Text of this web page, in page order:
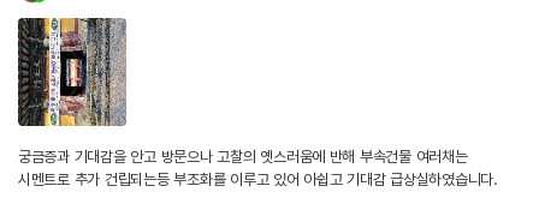
궁금증과 기대감을 안고 방문으나 고찰의 옛스러움에 반해 부속건물 여러채는
시멘트로 추가 건립되는등 부조화를 이루고 있어 아쉽고 기대감 급상실하였습니다.